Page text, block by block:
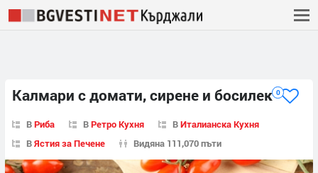
Калмари с домати, сирене и босилек 0
ВРиба ВРетро Кухня ВИталианска Кухня
ВЯстия за Печене Видяна 111,070 пъти